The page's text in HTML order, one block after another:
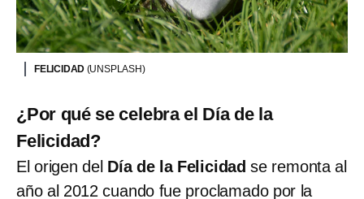
FELICIDAD (UNSPLASH)
¿Por qué se celebra el Día de la
Felicidad?
El origen delDía de la Felicidad se remonta al
año al 2012 cuando fue proclamado por la